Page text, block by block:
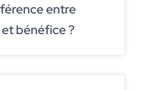
entre
bénéfice ?